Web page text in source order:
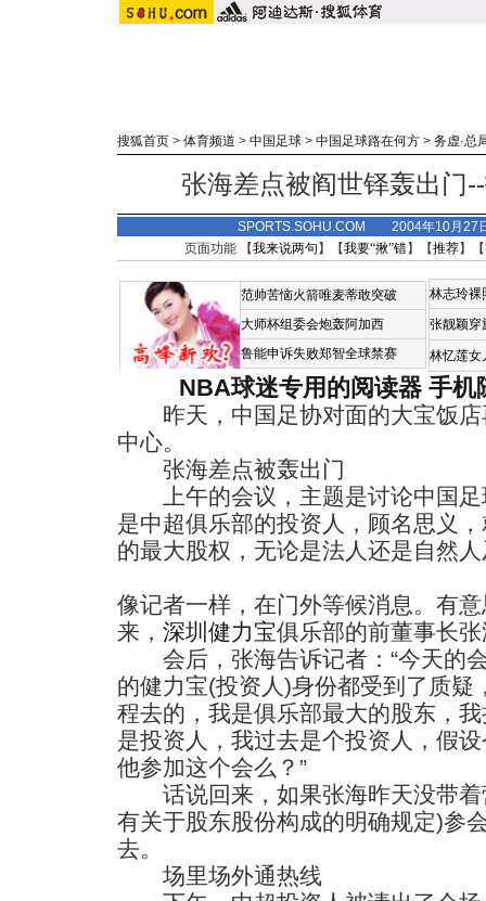
搜狐首页 > 体育频道 > 中国足球 > 中国足球路在何方 > 务虚·总
张海差点被阎世铎轰出门
SPORTS.SOHU.COM 2004年10月27
页面功能 【我来说两句 】【我要“揪”错】【推荐】
范帅苦恼火箭唯麦蒂敢突破
大师杯组委会炮轰阿加西
鲁能申诉失败郑智全球禁赛
林志玲裸
张靓颖穿
林忆莲女
NBA球迷专用的阅读器 手机
昨天，中国足协对面的大宝饭店
中心。
张海差点被轰出门
上午的会议，主题是讨论中国足
是中超俱乐部的投资人，顾名思义
的最大股权，无论是法人还是自然
像记者一样，在门外等候消息。有
来， 深圳健力宝俱乐部的前董事长
会后，张海告诉记者：“今天的
的健力宝(投资人)身份都受到了质疑
程去的，我是俱乐部最大的股东，
是投资人，我过去是个投资人，假
他参加这个会么？”
话说回来，如果张海昨天没带着
有关于股东股份构成的明确规定)参
去。
场里场外通热线